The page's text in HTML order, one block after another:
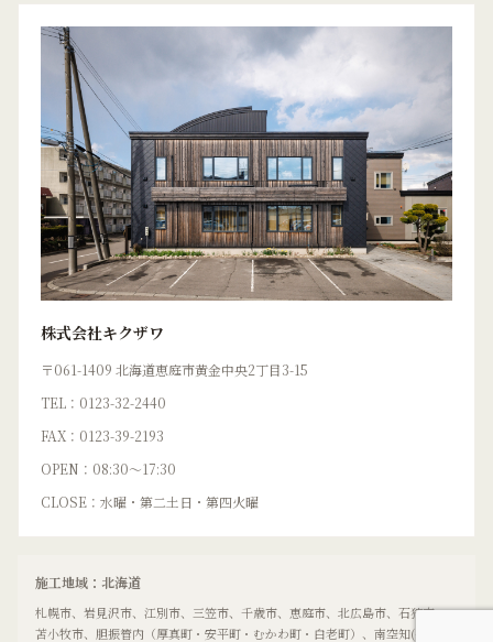
株式会社キクザワ
〒061-1409 北海道恵庭市黄金中央2丁目3-15
TEL：0123-32-2440
FAX：0123-39-2193
OPEN：08:30〜17:30
CLOSE：水曜・第二土日・第四火曜
施工地域：北海道
札幌市、岩見沢市、江別市、三笠市、千歳市、恵庭市、北広島市、石狩市、
苫小牧市、胆振管内（厚真町・安平町・むかわ町・白老町）、南空知(長沼